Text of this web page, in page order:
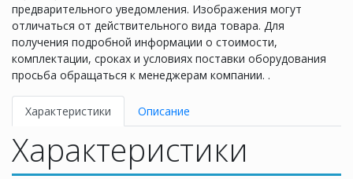
предварительного уведомления. Изображения могут
отличаться от действительного вида товара. Для
получения подробной информации о стоимости,
комплектации, сроках и условиях поставки оборудования
просьба обращаться к менеджерам компании. .
Характеристики Описание
Характеристики